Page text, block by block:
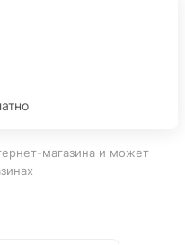
магазина и может